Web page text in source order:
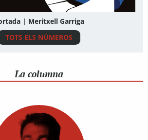
| Meritxell Garriga
TOTS ELS NÚMEROS
La columna